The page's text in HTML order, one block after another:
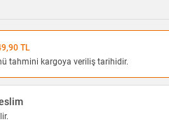
TL
tahmini kargoya veriliş tarihidir.